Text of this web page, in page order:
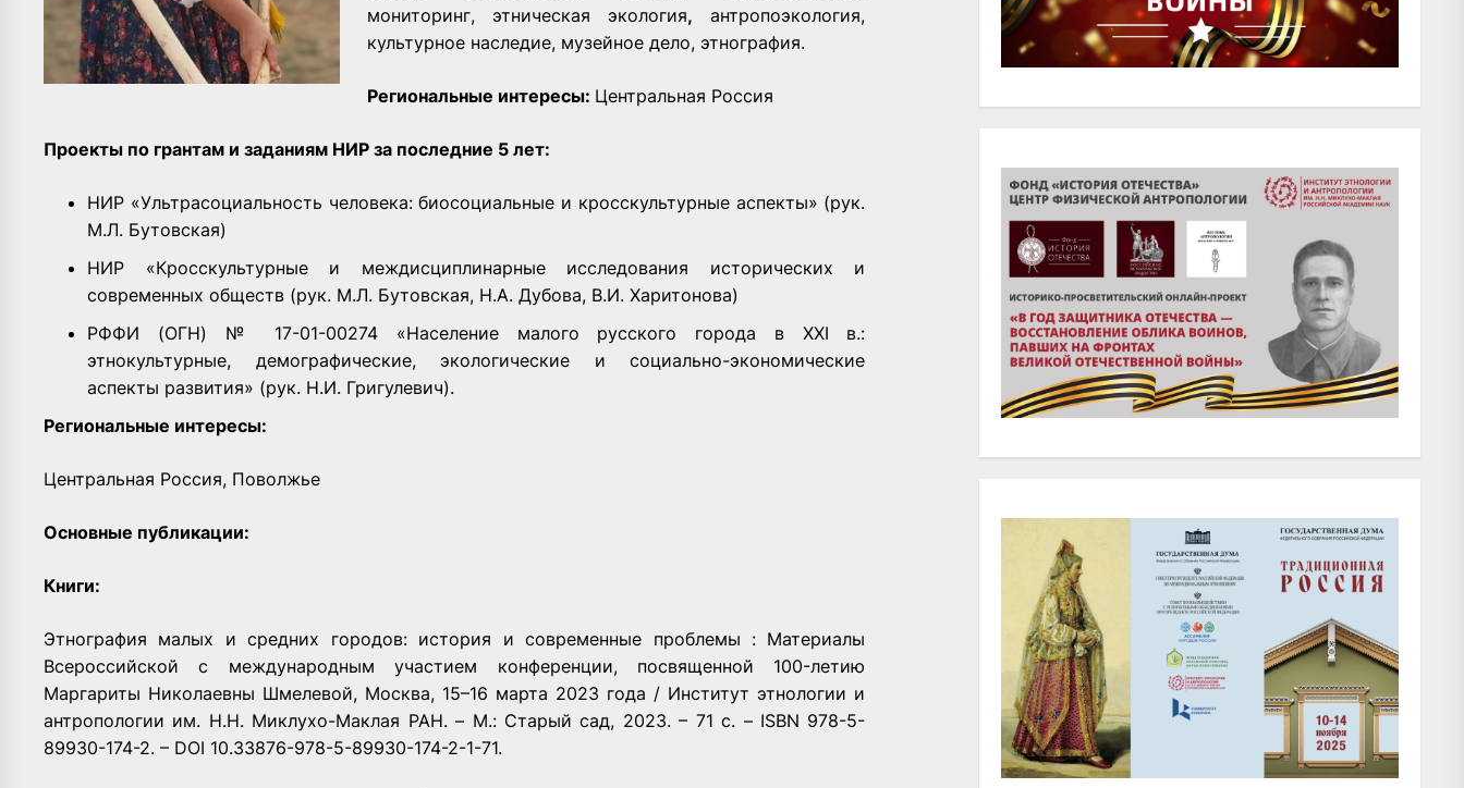
мониторинг, этническая экология, антропоэкология,
культурное наследие, музейное дело, этнография.
Региональные интересы: Центральная Россия
Проекты по грантам и заданиям НИР за последние 5 лет:
НИР «Ультрасоциальность человека: биосоциальные и кросскультурные аспекты» (рук.
М.Л. Бутовская)
НИР «Кросскультурные и междисциплинарные исследования исторических и
современных обществ (рук. М.Л. Бутовская, Н.А. Дубова, В.И. Харитонова)
РФФИ (ОГН) № 17-01-00274 «Население малого русского города в XXI в.:
этнокультурные, демографические, экологические и социально-экономические
аспекты развития» (рук. Н.И. Григулевич).
Региональные интересы:
Центральная Россия, Поволжье
Основные публикации:
Книги:
Этнография малых и средних городов: история и современные проблемы : Материалы
Всероссийской с международным участием конференции, посвященной 100-летию
Маргариты Николаевны Шмелевой, Москва, 15–16 марта 2023 года / Институт этнологии и
антропологии им. Н.Н. Миклухо-Маклая РАН. – М.: Старый сад, 2023. – 71 с. – ISBN 978-5-
89930-174-2. – DOI 10.33876-978-5-89930-174-2-1-71.